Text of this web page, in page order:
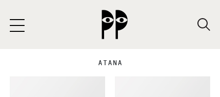
CONTENT
ATANA